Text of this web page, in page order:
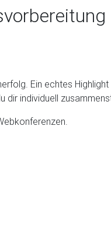
Ein echtes
individuell